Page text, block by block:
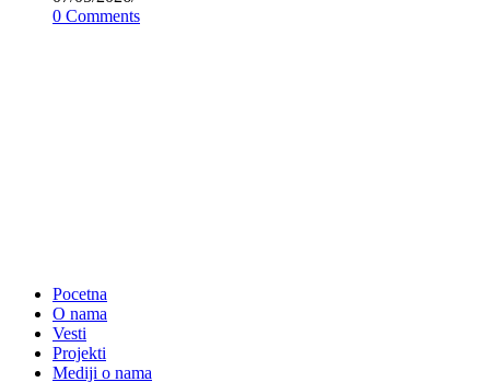
0 Comments
Pocetna
O nama
Vesti
Projekti
Mediji o nama